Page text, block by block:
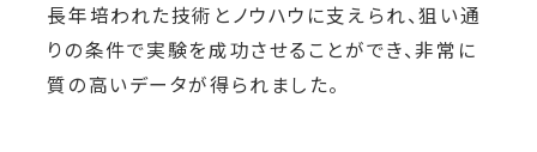
長年培われた技術とノウハウに支えられ、狙い通
りの条件で実験を成功させることができ、非常に
質の高いデータが得られました。